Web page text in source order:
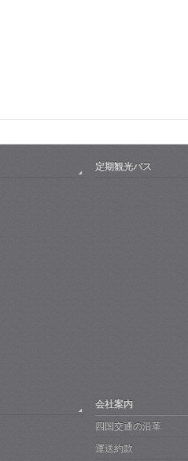
定期観光バス
会社案内
四国交通の沿革
運送約款